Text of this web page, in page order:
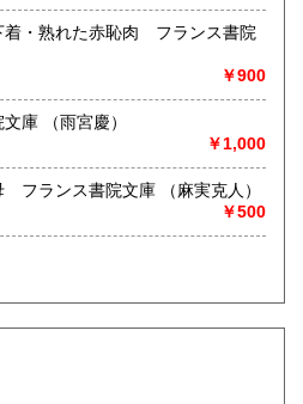
・熟れた赤恥肉 フランス書院
￥900
制服レイプ フランス書院文庫 （雨宮慶）
￥1,000
年上の美囚 継母と若叔母 フランス書院文庫 （麻実克人）
￥500